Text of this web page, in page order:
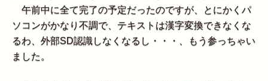
午前中に全て完了の予定だったのですが、とにかくパ
ソコンがかなり不調で、テキストは漢字変換できなくな
るわ、外部SD認識しなくなるし・・・、もう参っちゃい
ました。